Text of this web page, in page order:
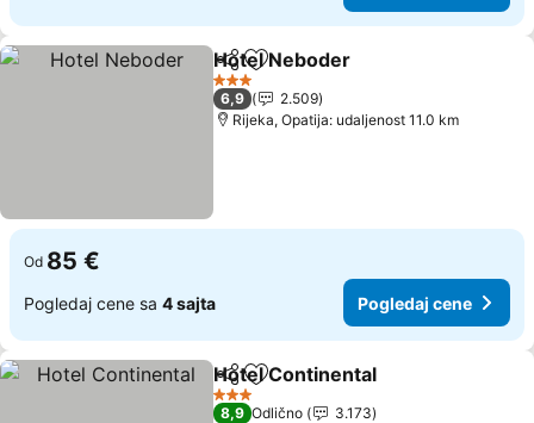
Deli Dodati u favorite
Hotel Neboder
3 Zvezdice
6,9
2.509
Rijeka, Opatija: udaljenost 11.0 km
Od 85 €
Pogledaj cene sa 4 sajta Pogledaj cene
Deli Dodati u favorite
Hotel Continental
3 Zvezdice
8,9 Odlično
3.173